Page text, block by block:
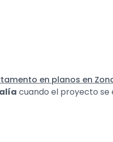
en planos en
cuando el proyecto se